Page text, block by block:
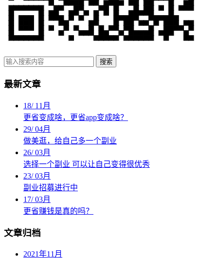
搜索
最新文章
18/ 11月
更省变成啥，更省app变成啥？
29/04月
做美逛，给自己多一个副业
26/03月
选择一个副业 可以让自己变得很优秀
23/03月
副业招募进行中
17/03月
更省赚钱是真的吗？
文章归档
2021年11月